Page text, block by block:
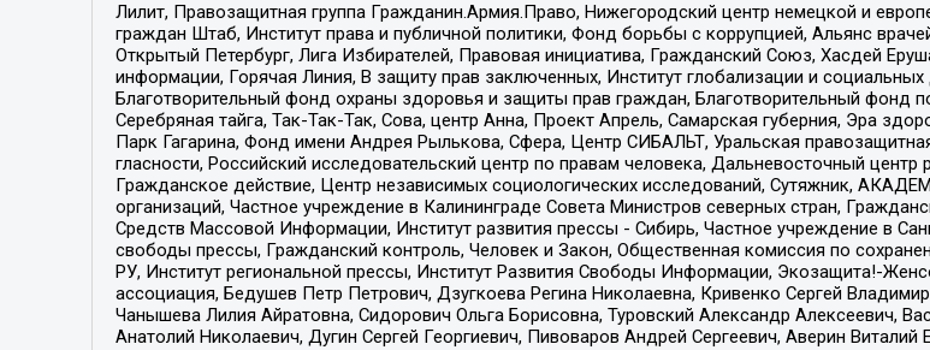
Лилит, Правозащитная группа Гражданин.Армия.Право, Нижегородский центр немецкой и
граждан Штаб, Институт права и публичной политики, Фонд борьбы с коррупцией, Альянс
Открытый Петербург, Лига Избирателей, Правовая инициатива, Гражданский Союз, Хасдей
информации, Горячая Линия, В защиту прав заключенных, Институт глобализации и
Благотворительный фонд охраны здоровья и защиты прав граждан, Благотворительный
Серебряная тайга, Так-Так-Так, Сова, центр Анна, Проект Апрель, Самарская губерния, Эра
Парк Гагарина, Фонд имени Андрея Рылькова, Сфера, Центр СИБАЛЬТ, Уральская
гласности, Российский исследовательский центр по правам человека, Дальневосточный центр
Гражданское действие, Центр независимых социологических исследований, Сутяжник,
организаций, Частное учреждение в Калининграде Совета Министров северных стран,
Средств Массовой Информации, Институт развития прессы - Сибирь, Частное учреждение в
свободы прессы, Гражданский контроль, Человек и Закон, Общественная комиссия по
РУ, Институт региональной прессы, Институт Развития Свободы Информации, Экозащита!-
ассоциация, Бедушев Петр Петрович, Дзугкоева Регина Николаевна, Кривенко Сергей
Чанышева Лилия Айратовна, Сидорович Ольга Борисовна, Туровский Александр Алексеевич,
Анатолий Николаевич, Дугин Сергей Георгиевич, Пивоваров Андрей Сергеевич, Аверин